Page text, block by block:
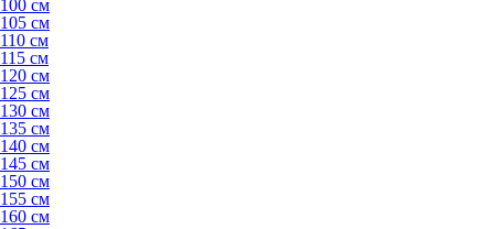
100 см
105 см
110 см
115 см
120 см
125 см
130 см
135 см
140 см
145 см
150 см
155 см
160 см